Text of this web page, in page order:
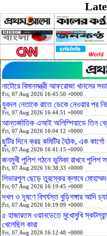
নাটোরে বিমানমন্ত্রী আফরোজা
Fri, 07 Aug 2026 16:45:50 +0000
যুবদল নেতাকে রাতে ডেকে নেওয়ার পর
Fri, 07 Aug 2026 16:44:51 +0000
আন্তর্জাতিক এআই অলিম্পিয়াডে তিন
Fri, 07 Aug 2026 16:04:12 +0000
ছুটির দিনে ক্রয় কমিটির বৈঠক, এক
Fri, 07 Aug 2026 16:41:15 +0000
জনমুখী পুলিশ গঠনে ভূমিকা রাখবে পুলিশ
Fri, 07 Aug 2026 16:38:33 +0000
লিভারপুল ছেড়ে তুরস্কের ক্লাবে মোহাম্মদ
Fri, 07 Aug 2026 16:19:45 +0000
দখল ও দূষণে বিপর্যস্ত বুড়িগঙ্গার আদি
Fri, 07 Aug 2026 16:19:09 +0000
৫ হাজারতম ওয়ানডেতে মুখোমুখি
খেলেছিল কারা
Fri, 07 Aug 2026 16:12:48 +0000